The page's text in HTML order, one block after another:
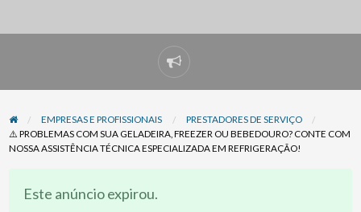
Denunciar
problema
EMPRESAS E PROFISSIONAIS
PRESTADORES DE SERVIÇO
⚠️ PROBLEMAS COM SUA GELADEIRA, FREEZER OU BEBEDOURO? CONTE COM
NOSSA ASSISTÊNCIA TÉCNICA ESPECIALIZADA EM REFRIGERAÇÃO!
Este anúncio expirou.